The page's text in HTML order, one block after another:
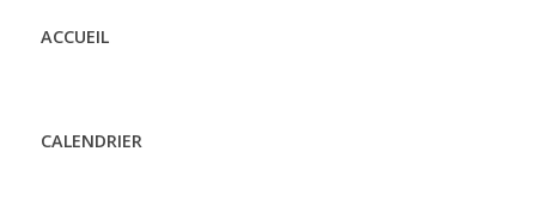
ACCUEIL
CALENDRIER